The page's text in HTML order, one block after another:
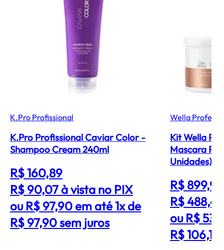
K.Pro Profissional
K.Pro Profissional Caviar Color -
Shampoo Cream 240ml
R$ 160,89
R$ 90,07à vista no PIX
ou R$ 97,90 em até 1x de
R$ 97,90 sem juros
Wella
Kit Wella
Mascara
Unidades)
R$ 899,99
R$
ou R$
R$